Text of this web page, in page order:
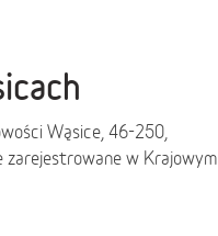
Wąsice, 46-250,
zarejestrowane w Krajowym